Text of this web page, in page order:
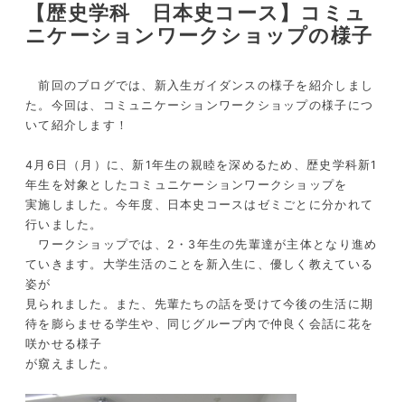
【歴史学科 日本史コース】コミュ
ニケーションワークショップの様子
前回のブログでは、新入生ガイダンスの様子を紹介しまし
た。今回は、コミュニケーションワークショップの様子につ
いて紹介します！
4月6 日（月）に、新1年生の親睦を深めるため、歴史学科新1
年生を対象としたコミュニケーションワークショップを
実施しました。今年度、日本史コースはゼミごとに分かれて
行いました。
ワークショップでは、2・3年生の先輩達が主体となり進め
ていきます。大学生活のことを新入生に、優しく教えている
姿が
見られました。また、先輩たちの話を受けて今後の生活に期
待を膨らませる学生や、同じグループ内で仲良く会話に花を
咲かせる様子
が窺えました。